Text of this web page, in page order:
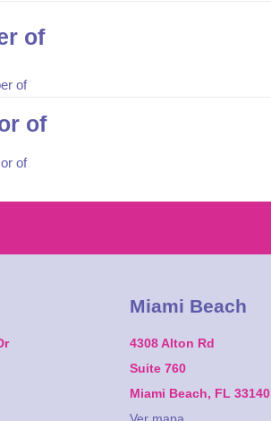
of
of
Miami Beach
4308 Alton Rd
Suite 760
Miami Beach, FL 33140